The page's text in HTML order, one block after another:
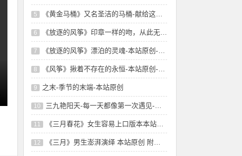
5 《黄金马桶》又名圣洁的马桶-献给这个淤堵
6 《放逐的风筝》印章一样的吻，从此无悲无恨-
7 《放逐的风筝》漂泊的灵魂-本站原创-舞曲风
8 《风筝》揪着不存在的永恒-本站原创-附歌词
9 之末-季节的末端-本站原创
10 三九艳阳天-每一天都像第一次遇见-本站原创
11 《三月春花》女生容易上口版本本站原创 附
12 《三月》男生澎湃演绎 本站原创 附歌词音频